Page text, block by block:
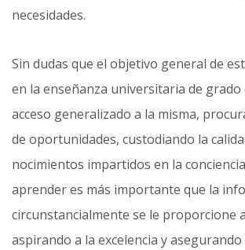
necesidades.
Sin dudas que el objetivo general de
en la enseñanza universitaria de
acceso generalizado a la misma,
de oportunidades, custodiando la
nocimientos impartidos en la
aprender es más importante que la
circunstancialmente se le proporcione
aspirando a la excelencia y